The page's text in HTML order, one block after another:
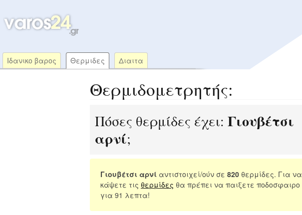
Ιδανικο βαρος Θερμιδες Διαιτα
Θερμιδομετρητής:
Πόσες θερμίδες έχει: Γιουβέτσι
αρνί;
Γιουβέτσι αρνί αντιστοιχεί/ούν σε 820 θερμίδες. Για να
κάψετε τις θερμίδες θα πρέπει να παιξετε ποδοσφαιρο
για 91 λεπτα!